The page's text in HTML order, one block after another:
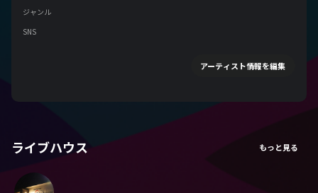
ジャンル
SNS
アーティスト情報を編集
ライブハウス